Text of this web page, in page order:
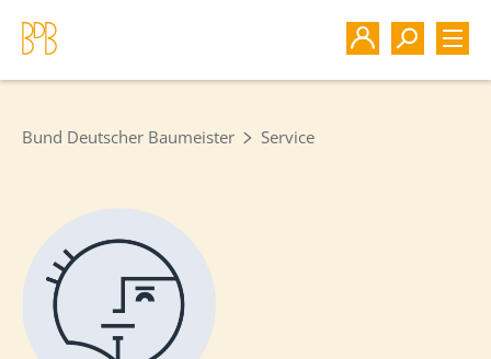
Bund Deutscher Baumeister Service